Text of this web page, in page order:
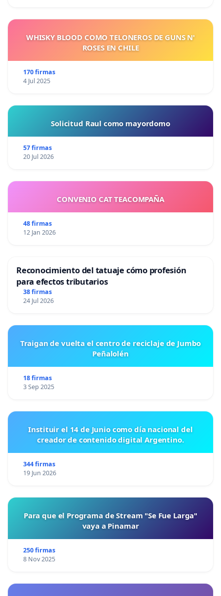
WHISKY BLOOD COMO TELONEROS DE GUNS N'
ROSES EN CHILE
170 firmas
4 Jul 2025
Solicitud Raul como mayordomo
57 firmas
20 Jul 2026
CONVENIO CAT TEACOMPAÑA
48 firmas
12 Jan 2026
Reconocimiento del tatuaje cómo profesión
para efectos tributarios
38 firmas
24 Jul 2026
Traigan de vuelta el centro de reciclaje de Jumbo
Peñalolén
18 firmas
3 Sep 2025
Instituir el 14 de Junio como día nacional del
creador de contenido digital Argentino.
344 firmas
19 Jun 2026
Para que el Programa de Stream "Se Fue Larga"
vaya a Pinamar
250 firmas
8 Nov 2025